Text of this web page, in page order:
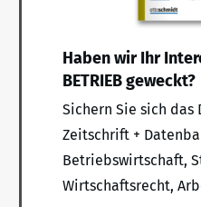
Haben wir Ihr
BETRIEB geweckt?
Sichern Sie sich das
Zeitschrift +
Betriebswirtschaft,
Wirtschaftsrecht,